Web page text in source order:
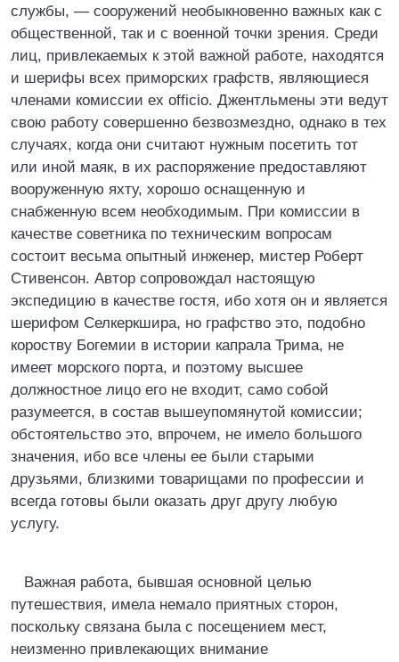
службы, — сооружений необыкновенно важных как с
общественной, так и с военной точки зрения. Среди
лиц, привлекаемых к этой важной работе, находятся
и шерифы всех приморских графств, являющиеся
членами комиссии ex officio. Джентльмены эти ведут
свою работу совершенно безвозмездно, однако в тех
случаях, когда они считают нужным посетить тот
или иной маяк, в их распоряжение предоставляют
вооруженную яхту, хорошо оснащенную и
снабженную всем необходимым. При комиссии в
качестве советника по техническим вопросам
состоит весьма опытный инженер, мистер Роберт
Стивенсон. Автор сопровождал настоящую
экспедицию в качестве гостя, ибо хотя он и является
шерифом Селкеркшира, но графство это, подобно
короству Богемии в истории капрала Трима, не
имеет морского порта, и поэтому высшее
должностное лицо его не входит, само собой
разумеется, в состав вышеупомянутой комиссии;
обстоятельство это, впрочем, не имело большого
значения, ибо все члены ее были старыми
друзьями, близкими товарищами по профессии и
всегда готовы были оказать друг другу любую
услугу.
Важная работа, бывшая основной целью
путешествия, имела немало приятных сторон,
поскольку связана была с посещением мест,
неизменно привлекающих внимание